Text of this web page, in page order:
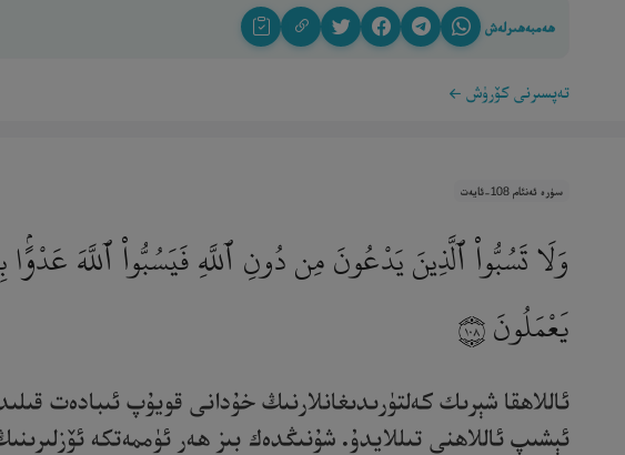
ھەمبەھىرلەش
تەپسىرنى كۆرۈش
سۈرە ئەنئام 108-ئايەت
وَلَا تَسُبُّوا۟ ٱلَّذِينَ يَدْعُونَ مِن دُونِ ٱللَّهِ فَيَسُبُّوا۟ ٱللَّهَ
يَعْمَلُونَ
١٠٨
ئاللاھقا شېرىك كەلتۈرىدىغانلارنىڭ خۇدانى قويۇپ ئىبادەت
ئېشىپ ئاللاھنى تىللايدۇ. شۇنىڭدەك بىز ھەر ئۈممەتكە